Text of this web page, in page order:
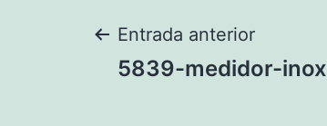
Navegación
Entrada anterior
5839-medidor-inox